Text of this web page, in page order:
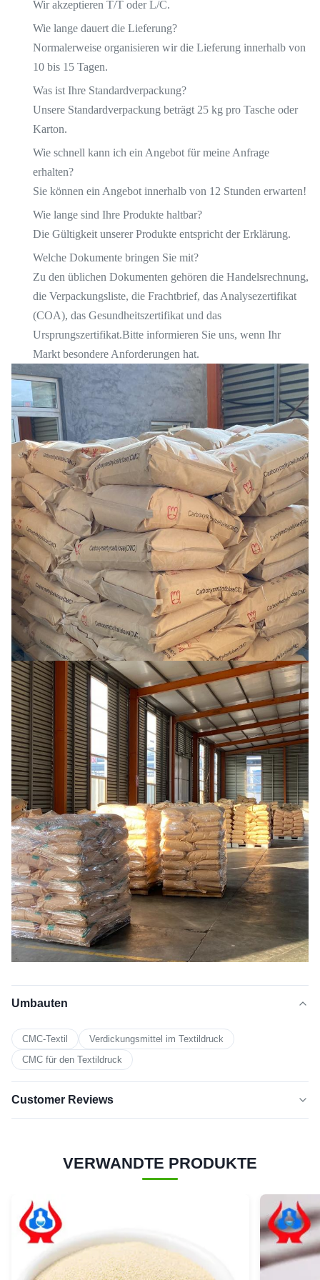
Wir akzeptieren T/T oder L/C.
Wie lange dauert die Lieferung?
Normalerweise organisieren wir die Lieferung innerhalb von
10 bis 15 Tagen.
Was ist Ihre Standardverpackung?
Unsere Standardverpackung beträgt 25 kg pro Tasche oder
Karton.
Wie schnell kann ich ein Angebot für meine Anfrage
erhalten?
Sie können ein Angebot innerhalb von 12 Stunden erwarten!
Wie lange sind Ihre Produkte haltbar?
Die Gültigkeit unserer Produkte entspricht der Erklärung.
Welche Dokumente bringen Sie mit?
Zu den üblichen Dokumenten gehören die Handelsrechnung,
die Verpackungsliste, die Frachtbrief, das Analysezertifikat
(COA), das Gesundheitszertifikat und das
Ursprungszertifikat.Bitte informieren Sie uns, wenn Ihr
Markt besondere Anforderungen hat.
Umbauten
CMC-Textil
Verdickungsmittel im Textildruck
CMC für den Textildruck
Customer Reviews
Basierend auf 50 jüngsten Bewertungen
Fünf-
Sterne
100%
4 Sterne
0
3 Sterne
0
0
1 Stern
0
VERWANDTE PRODUKTE